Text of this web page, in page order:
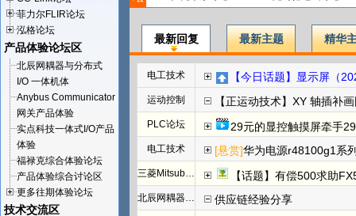
菲力尔FLIR论坛
泓格论坛
产品体验论坛区
北辰网耦器与分布式
I/O 一体机体
Anybus Communicator
网关产品体验
实点科技一体式I/O产品
体验
福禄克综合体验论坛
产品体验综合讨论区
更多往期体验论坛
技术交流区
最新回复 最新主题 精华
电工技术 【今日话题】显示屏（
运动控制 【正运动技术】XY 轴插补
PLC论坛 29元的显控触摸屏牵手
电工技术 [悬赏]华为电源r48100g1系
三菱Mitsubishi 【话题】有偿500求助
北辰网耦器与分布式 I/O 一体机体 供应链经验分享